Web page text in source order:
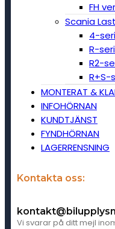
FH
Scania
4-
R-
R2-
R+S-
MONTERAT &
INFOHÖRNAN
KUNDTJÄNST
FYNDHÖRNAN
LAGERRENSNING
Kontakta oss:
Vi svarar på ditt mejl